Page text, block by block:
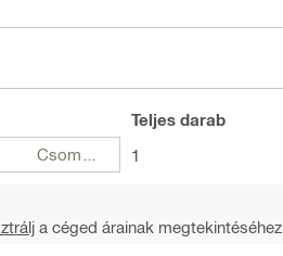
Teljes darab
1
a céged árainak megtekintéséhez.